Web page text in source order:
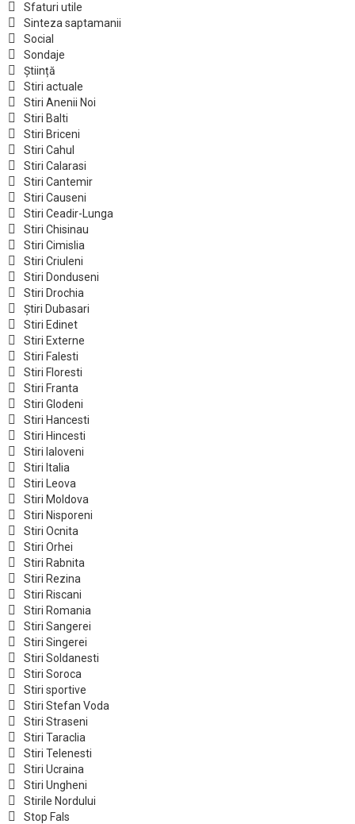
Sfaturi utile
Sinteza saptamanii
Social
Sondaje
Știință
Stiri actuale
Stiri Anenii Noi
Stiri Balti
Stiri Briceni
Stiri Cahul
Stiri Calarasi
Stiri Cantemir
Stiri Causeni
Stiri Ceadir-Lunga
Stiri Chisinau
Stiri Cimislia
Stiri Criuleni
Stiri Donduseni
Stiri Drochia
Știri Dubasari
Stiri Edinet
Stiri Externe
Stiri Falesti
Stiri Floresti
Stiri Franta
Stiri Glodeni
Stiri Hancesti
Stiri Hincesti
Stiri Ialoveni
Stiri Italia
Stiri Leova
Stiri Moldova
Stiri Nisporeni
Stiri Ocnita
Stiri Orhei
Stiri Rabnita
Stiri Rezina
Stiri Riscani
Stiri Romania
Stiri Sangerei
Stiri Singerei
Stiri Soldanesti
Stiri Soroca
Stiri sportive
Stiri Stefan Voda
Stiri Straseni
Stiri Taraclia
Stiri Telenesti
Stiri Ucraina
Stiri Ungheni
Stirile Nordului
Stop Fals